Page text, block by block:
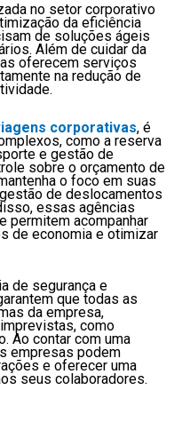
no setor corporativo
da eficiência
de soluções ágeis
Além de cuidar da
oferecem serviços
na redução de
corporativas, é
como a reserva
e gestão de
sobre o orçamento de
o foco em suas
de deslocamentos
essas agências
permitem acompanhar
de economia e otimizar
de segurança e
que todas as
da empresa,
como
Ao contar com uma
empresas podem
e oferecer uma
seus colaboradores.